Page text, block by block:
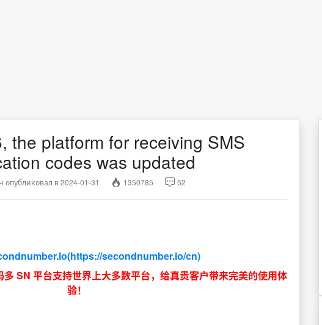
the platform for receiving SMS
codes was updated
опубликовал в 2024-01-31 1350785 52
https://secondnumber.io/cn)
SN 平台支持世界上大多数平台，给真贵客户带来完美的使用体
验！